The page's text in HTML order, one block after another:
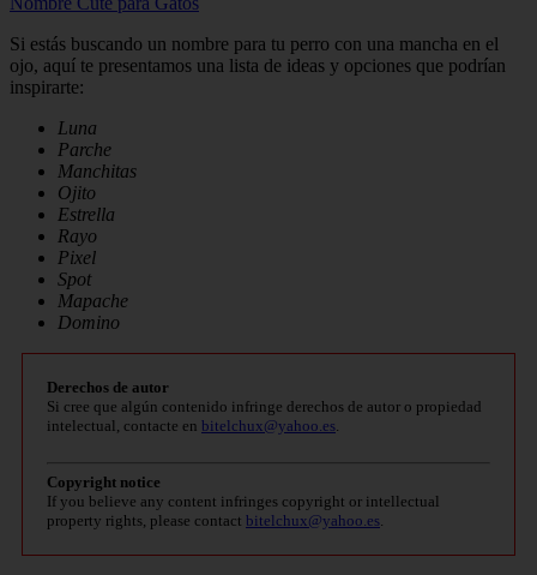
Si estás buscando un nombre para tu perro con una mancha en el
ojo, aquí te presentamos una lista de ideas y opciones que podrían
inspirarte:
Luna
Parche
Manchitas
Ojito
Estrella
Rayo
Pixel
Spot
Mapache
Domino
Derechos de autor
Si cree que algún contenido infringe derechos de autor o propiedad
intelectual, contacte en bitelchux@yahoo.es
Copyright notice
If you believe any content infringes copyright or intellectual
property rights, please contact bitelchux@yahoo.es